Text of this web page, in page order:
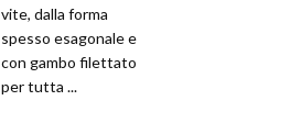
vite, dalla forma
spesso esagonale e
con gambo filettato
per tutta ...